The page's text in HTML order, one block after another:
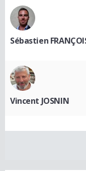
Sébastien
Vincent JOSNIN